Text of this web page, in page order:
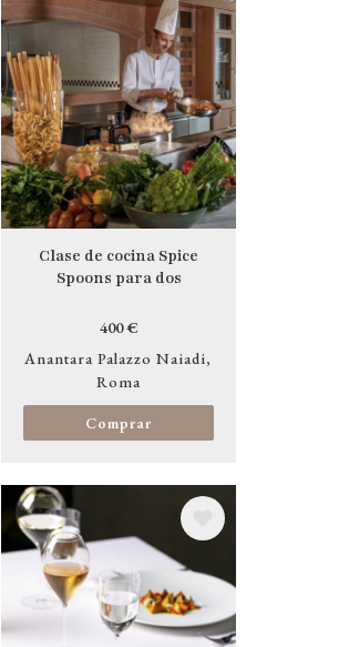
Clase de cocina Spice
Spoons para dos
400 €
Anantara Palazzo Naiadi
Roma
Comprar
Image